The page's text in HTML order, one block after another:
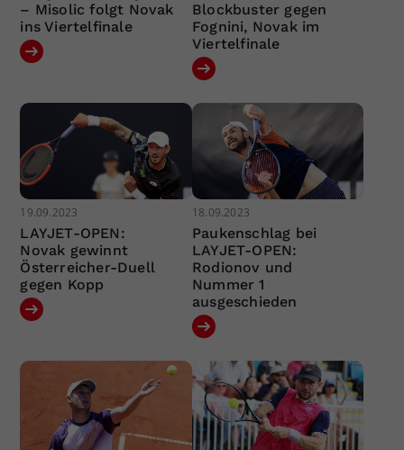
– Misolic folgt Novak
ins Viertelfinale
Blockbuster gegen
Fognini, Novak im
Viertelfinale
19.09.2023
LAYJET-OPEN:
Novak gewinnt
Österreicher-Duell
gegen Kopp
18.09.2023
Paukenschlag bei
LAYJET-OPEN:
Rodionov und
Nummer 1
ausgeschieden